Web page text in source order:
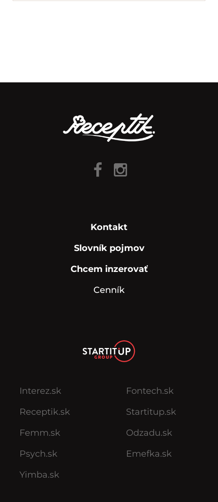
Kontakt
Slovník pojmov
Chcem inzerovať
Cenník
Interez.sk
Receptik.sk
Femm.sk
Psych.sk
Yimba.sk
Fontech.sk
Startitup.sk
Odzadu.sk
Emefka.sk